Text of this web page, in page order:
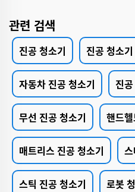
관련 검색
진공 청소기 진공 청소
자동차 진공 청소기 진
무선 진공 청소기 핸드
매트리스 진공 청소기
스틱 진공 청소기 로봇